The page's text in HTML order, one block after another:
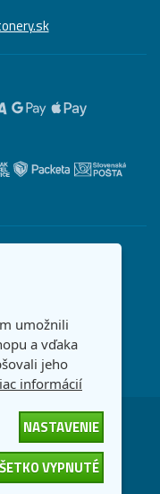
Slovensko
Všetky práva vyhradené
umožnili
a vďaka
jeho
informácií
NASTAVENIE
VYPNUTÉ